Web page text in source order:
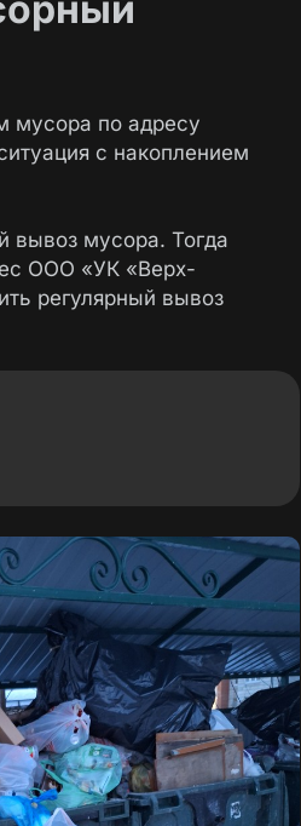
мусора по адресу
с накоплением
вывоз мусора. Тогда
ООО «УК «Верх-
регулярный вывоз